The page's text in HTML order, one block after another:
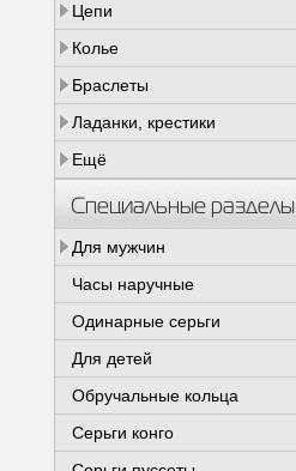
Цепи
Колье
Браслеты
Ладанки, крестики
Ещё
Специальные разделы
Для мужчин
Часы наручные
Одинарные серьги
Для детей
Обручальные кольца
Серьги конго